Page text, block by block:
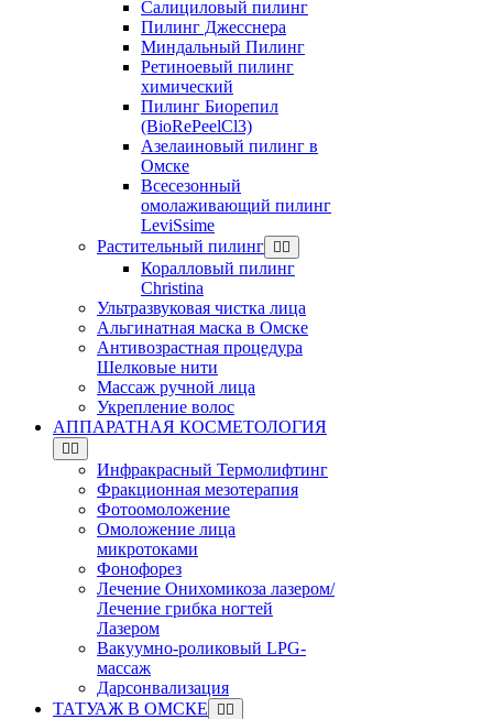
Салициловый пилинг
Пилинг Джесснера
Миндальный Пилинг
Ретиноевый пилинг
химический
Пилинг Биорепил
(BioRePeelCl3)
Азелаиновый пилинг в
Омске
Всесезонный
омолаживающий пилинг
LeviSsime
Растительный пилинг
Коралловый пилинг
Christina
Ультразвуковая чистка лица
Альгинатная маска в Омске
Антивозрастная процедура
Шелковые нити
Массаж ручной лица
Укрепление волос
АППАРАТНАЯ КОСМЕТОЛОГИЯ
Инфракрасный Термолифтинг
Фракционная мезотерапия
Фотоомоложение
Омоложение лица
микротоками
Фонофорез
Лечение Онихомикоза лазером/
Лечение грибка ногтей
Лазером
Вакуумно-роликовый LPG-
массаж
Дарсонвализация
ТАТУАЖ В ОМСКЕ